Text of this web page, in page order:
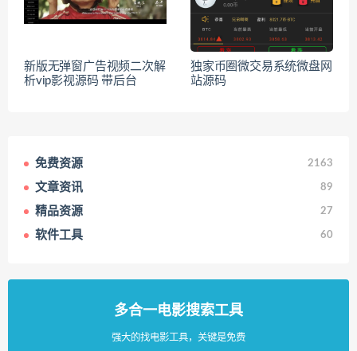
新版无弹窗广告视频二次解
析vip影视源码 带后台
独家币圈微交易系统微盘网
站源码
免费资源 2163
文章资讯 89
精品资源 27
软件工具 60
多合一电影搜索工具
强大的找电影工具，关键是免费